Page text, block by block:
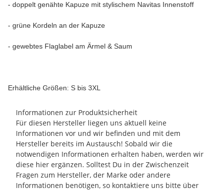
- doppelt genähte Kapuze mit stylischem Navitas Innenstoff
- grüne Kordeln an der Kapuze
- gewebtes Flaglabel am Ärmel & Saum
Erhältliche Größen: S bis 3XL
Informationen zur Produktsicherheit
Für diesen Hersteller liegen uns aktuell keine
Informationen vor und wir befinden und mit dem
Hersteller bereits im Austausch! Sobald wir die
notwendigen Informationen erhalten haben, werden wir
diese hier ergänzen. Solltest Du in der Zwischenzeit
Fragen zum Hersteller, der Marke oder andere
Informationen benötigen, so kontaktiere uns bitte über